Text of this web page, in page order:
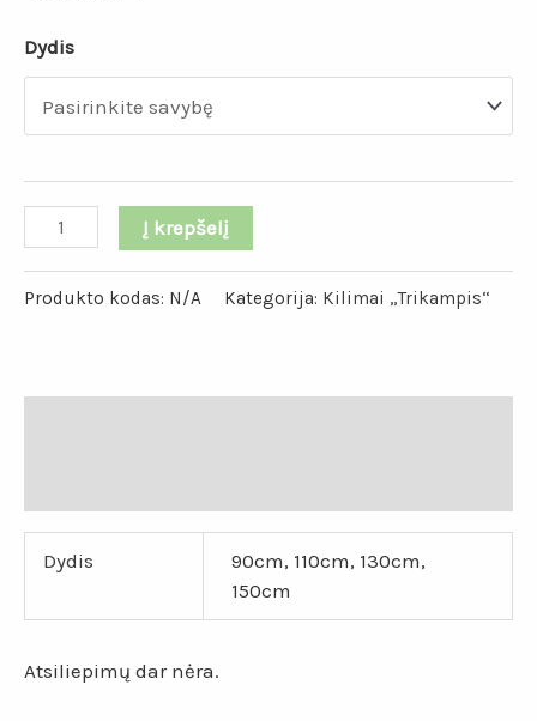
Dydis
Į krepšelį
Produkto kodas: N/A Kategorija: Kilimai „Trikampis“
Dydis
90cm, 110cm, 130cm,
150cm
Atsiliepimų dar nėra.